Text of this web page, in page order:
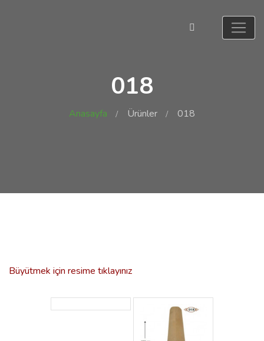
018
Anasayfa Ürünler 018
Büyütmek için resime tıklayınız